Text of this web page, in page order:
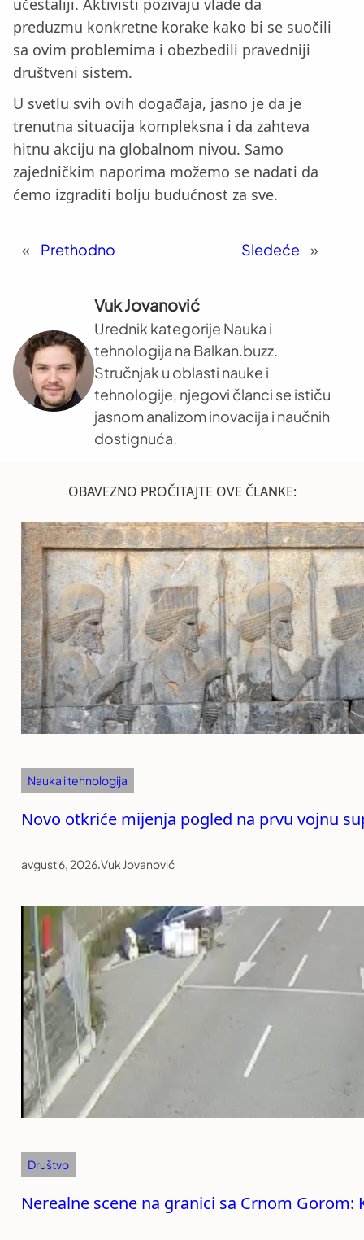
preduzmu konkretne korake kako bi se suočili
sa ovim problemima i obezbedili pravedniji
društveni sistem.
U svetlu svih ovih događaja, jasno je da je
trenutna situacija kompleksna i da zahteva
hitnu akciju na globalnom nivou. Samo
zajedničkim naporima možemo se nadati da
ćemo izgraditi bolju budućnost za sve.
« Prethodno Sledeće »
Vuk Jovanović
Urednik kategorije Nauka i
tehnologija na Balkan.buzz.
Stručnjak u oblasti nauke i
tehnologije, njegovi članci se ističu
jasnom analizom inovacija i naučnih
dostignuća.
OBAVEZNO PROČITAJTE OVE ČLANKE:
Nauka i tehnologija
Novo otkriće mijenja pogled na prvu vojnu
avgust 6, 2026.Vuk Jovanović
Društvo
Nerealne scene na granici sa Crnom